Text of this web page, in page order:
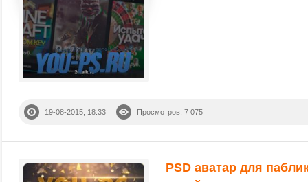
19-08-2015, 18:33 Просмотров: 7 075
PSD аватар для